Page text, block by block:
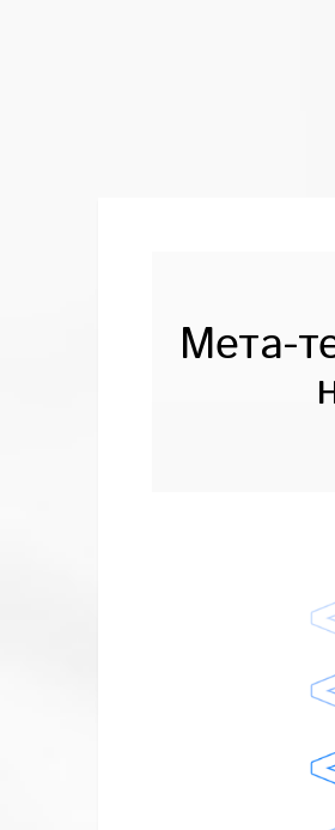
Мета-